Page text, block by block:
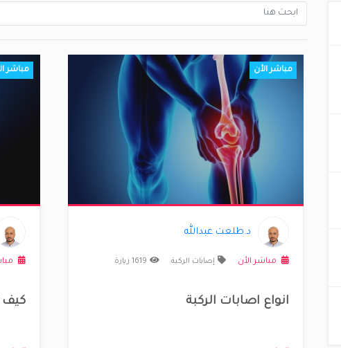
مباشر الأن
د.طلعت عبدالله
مباشر الأن إصابات الركبة 1619 زيارة
انواع اصابات الركبة
مباشر
كيف